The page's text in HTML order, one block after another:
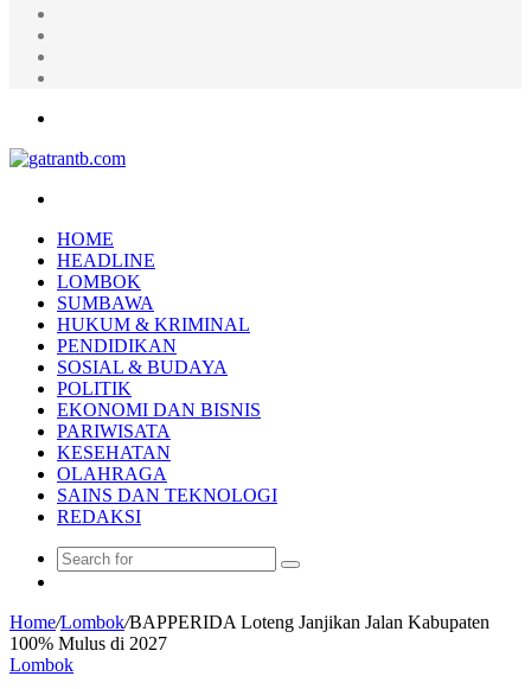
HOME
HEADLINE
LOMBOK
SUMBAWA
HUKUM & KRIMINAL
PENDIDIKAN
SOSIAL & BUDAYA
POLITIK
EKONOMI DAN BISNIS
PARIWISATA
KESEHATAN
OLAHRAGA
SAINS DAN TEKNOLOGI
REDAKSI
Search
Home/Lombok/BAPPERIDA Loteng Janjikan Jalan Kabupaten
100% Mulus di 2027
Lombok